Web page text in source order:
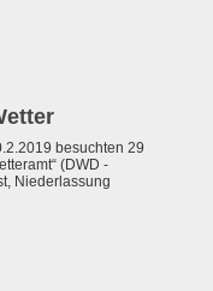
besuchten 29
(DWD -
Niederlassung